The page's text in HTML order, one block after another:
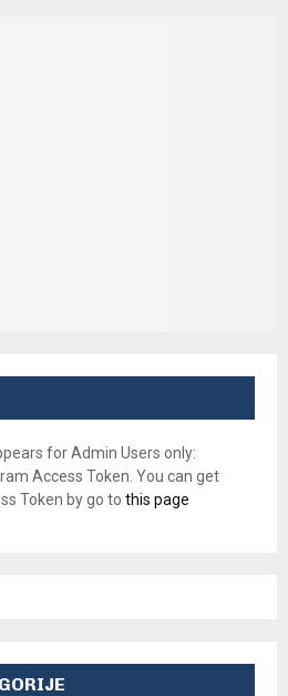
for Admin Users only:
Access Token. You can get
Token by go to this page